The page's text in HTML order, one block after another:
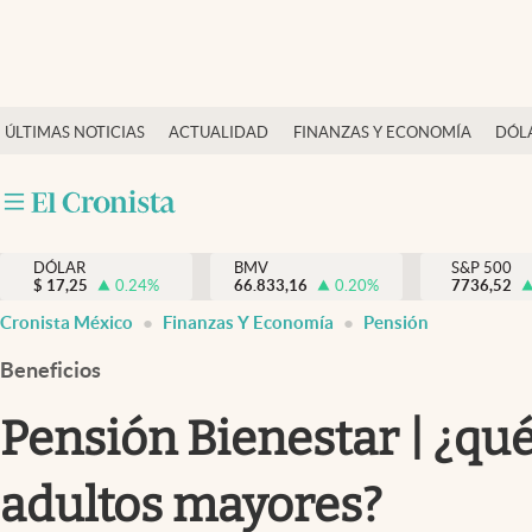
ÚLTIMAS NOTICIAS ACTUALIDAD FINANZAS Y ECONOMÍA
Actualidad
Internacionales
Opinión
Brand Strategy
Vida y estilo
Tv
DÓLAR
$ 17,25 0.24%
BMV
66.833,16
0.20%
S&P 500
7736,52
Cronista México Finanzas Y Economía Pensión
Beneficios
Pensión Bienestar |
adultos mayores?